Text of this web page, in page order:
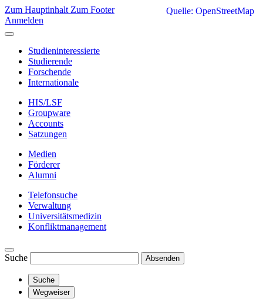
Zum Hauptinhalt Zum Footer
Anmelden
Studieninteressierte
Studierende
Forschende
Internationale
HIS/LSF
Groupware
Accounts
Satzungen
Medien
Förderer
Alumni
Telefonsuche
Verwaltung
Universitätsmedizin
Konfliktmanagement
Suche Absenden
Suche
Wegweiser
Quelle: OpenStreetMap